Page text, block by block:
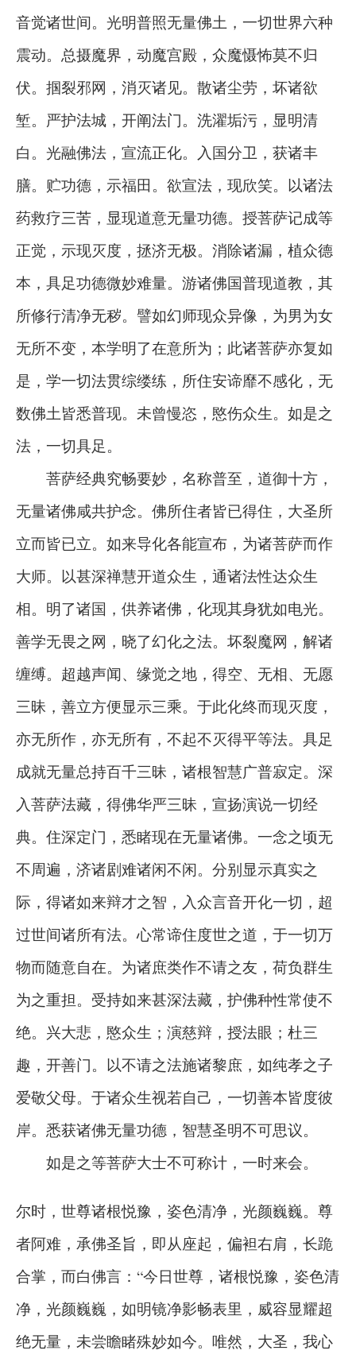
音觉诸世间。光明普照无量佛土，一切世界六种
震动。总摄魔界，动魔宫殿，众魔慑怖莫不归
伏。掴裂邪网，消灭诸见。散诸尘劳，坏诸欲
堑。严护法城，开阐法门。洗濯垢污，显明清
白。光融佛法，宣流正化。入国分卫，获诸丰
膳。贮功德，示福田。欲宣法，现欣笑。以诸法
药救疗三苦，显现道意无量功德。授菩萨记成等
正觉，示现灭度，拯济无极。消除诸漏，植众德
本，具足功德微妙难量。游诸佛国普现道教，其
所修行清净无秽。譬如幻师现众异像，为男为女
无所不变，本学明了在意所为；此诸菩萨亦复如
是，学一切法贯综缕练，所住安谛靡不感化，无
数佛土皆悉普现。未曾慢恣，愍伤众生。如是之
法，一切具足。
菩萨经典究畅要妙，名称普至，道御十方，
无量诸佛咸共护念。佛所住者皆已得住，大圣所
立而皆已立。如来导化各能宣布，为诸菩萨而作
大师。以甚深禅慧开道众生，通诸法性达众生
相。明了诸国，供养诸佛，化现其身犹如电光。
善学无畏之网，晓了幻化之法。坏裂魔网，解诸
缠缚。超越声闻、缘觉之地，得空、无相、无愿
三昧，善立方便显示三乘。于此化终而现灭度，
亦无所作，亦无所有，不起不灭得平等法。具足
成就无量总持百千三昧，诸根智慧广普寂定。深
入菩萨法藏，得佛华严三昧，宣扬演说一切经
典。住深定门，悉睹现在无量诸佛。一念之顷无
不周遍，济诸剧难诸闲不闲。分别显示真实之
际，得诸如来辩才之智，入众言音开化一切，超
过世间诸所有法。心常谛住度世之道，于一切万
物而随意自在。为诸庶类作不请之友，荷负群生
为之重担。受持如来甚深法藏，护佛种性常使不
绝。兴大悲，愍众生；演慈辩，授法眼；杜三
趣，开善门。以不请之法施诸黎庶，如纯孝之子
爱敬父母。于诸众生视若自己，一切善本皆度彼
岸。悉获诸佛无量功德，智慧圣明不可思议。
如是之等菩萨大士不可称计，一时来会。
尔时，世尊诸根悦豫，姿色清净，光颜巍巍。尊
者阿难，承佛圣旨，即从座起，偏袒右肩，长跪
合掌，而白佛言：“今日世尊，诸根悦豫，姿色清
净，光颜巍巍，如明镜净影畅表里，威容显耀超
绝无量，未尝瞻睹殊妙如今。唯然，大圣，我心